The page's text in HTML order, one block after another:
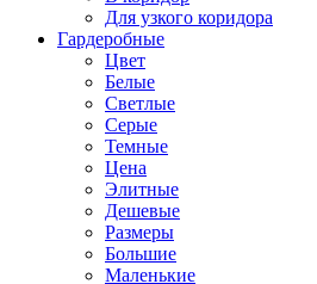
Для узкого коридора
Гардеробные
Цвет
Белые
Светлые
Серые
Темные
Цена
Элитные
Дешевые
Размеры
Большие
Маленькие